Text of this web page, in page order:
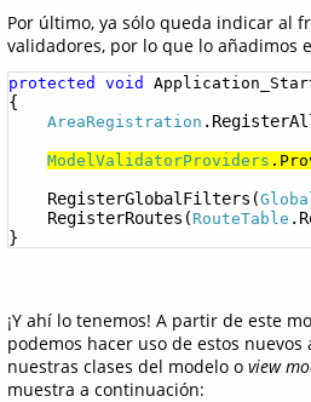
Por último, ya sólo queda indicar al
validadores, por lo que lo añadimos
protected void
{
AreaRegistration
ModelValidatorProviders
RegisterGlobalFilters(
RegisterRoutes( RouteTable
}
¡Y ahí lo tenemos! A partir de este
podemos hacer uso de estos
nuestras clases del modelo o view
muestra a continuación: